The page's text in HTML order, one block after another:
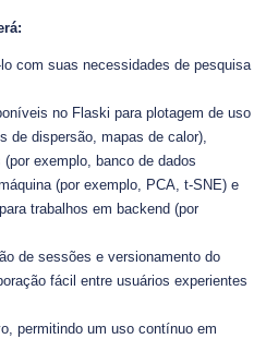
com suas necessidades de pesquisa
no Flaski para plotagem de uso
de dispersão, mapas de calor),
exemplo, banco de dados
(por exemplo, PCA, t-SNE) e
trabalhos em backend (por
de sessões e versionamento do
fácil entre usuários experientes
permitindo um uso contínuo em